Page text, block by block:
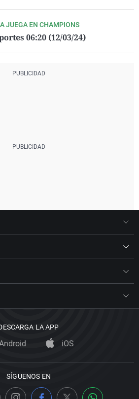
JUEGA EN CHAMPIONS
06:20 (12/03/24)
LA APP
iOS
SÍGUENOS EN